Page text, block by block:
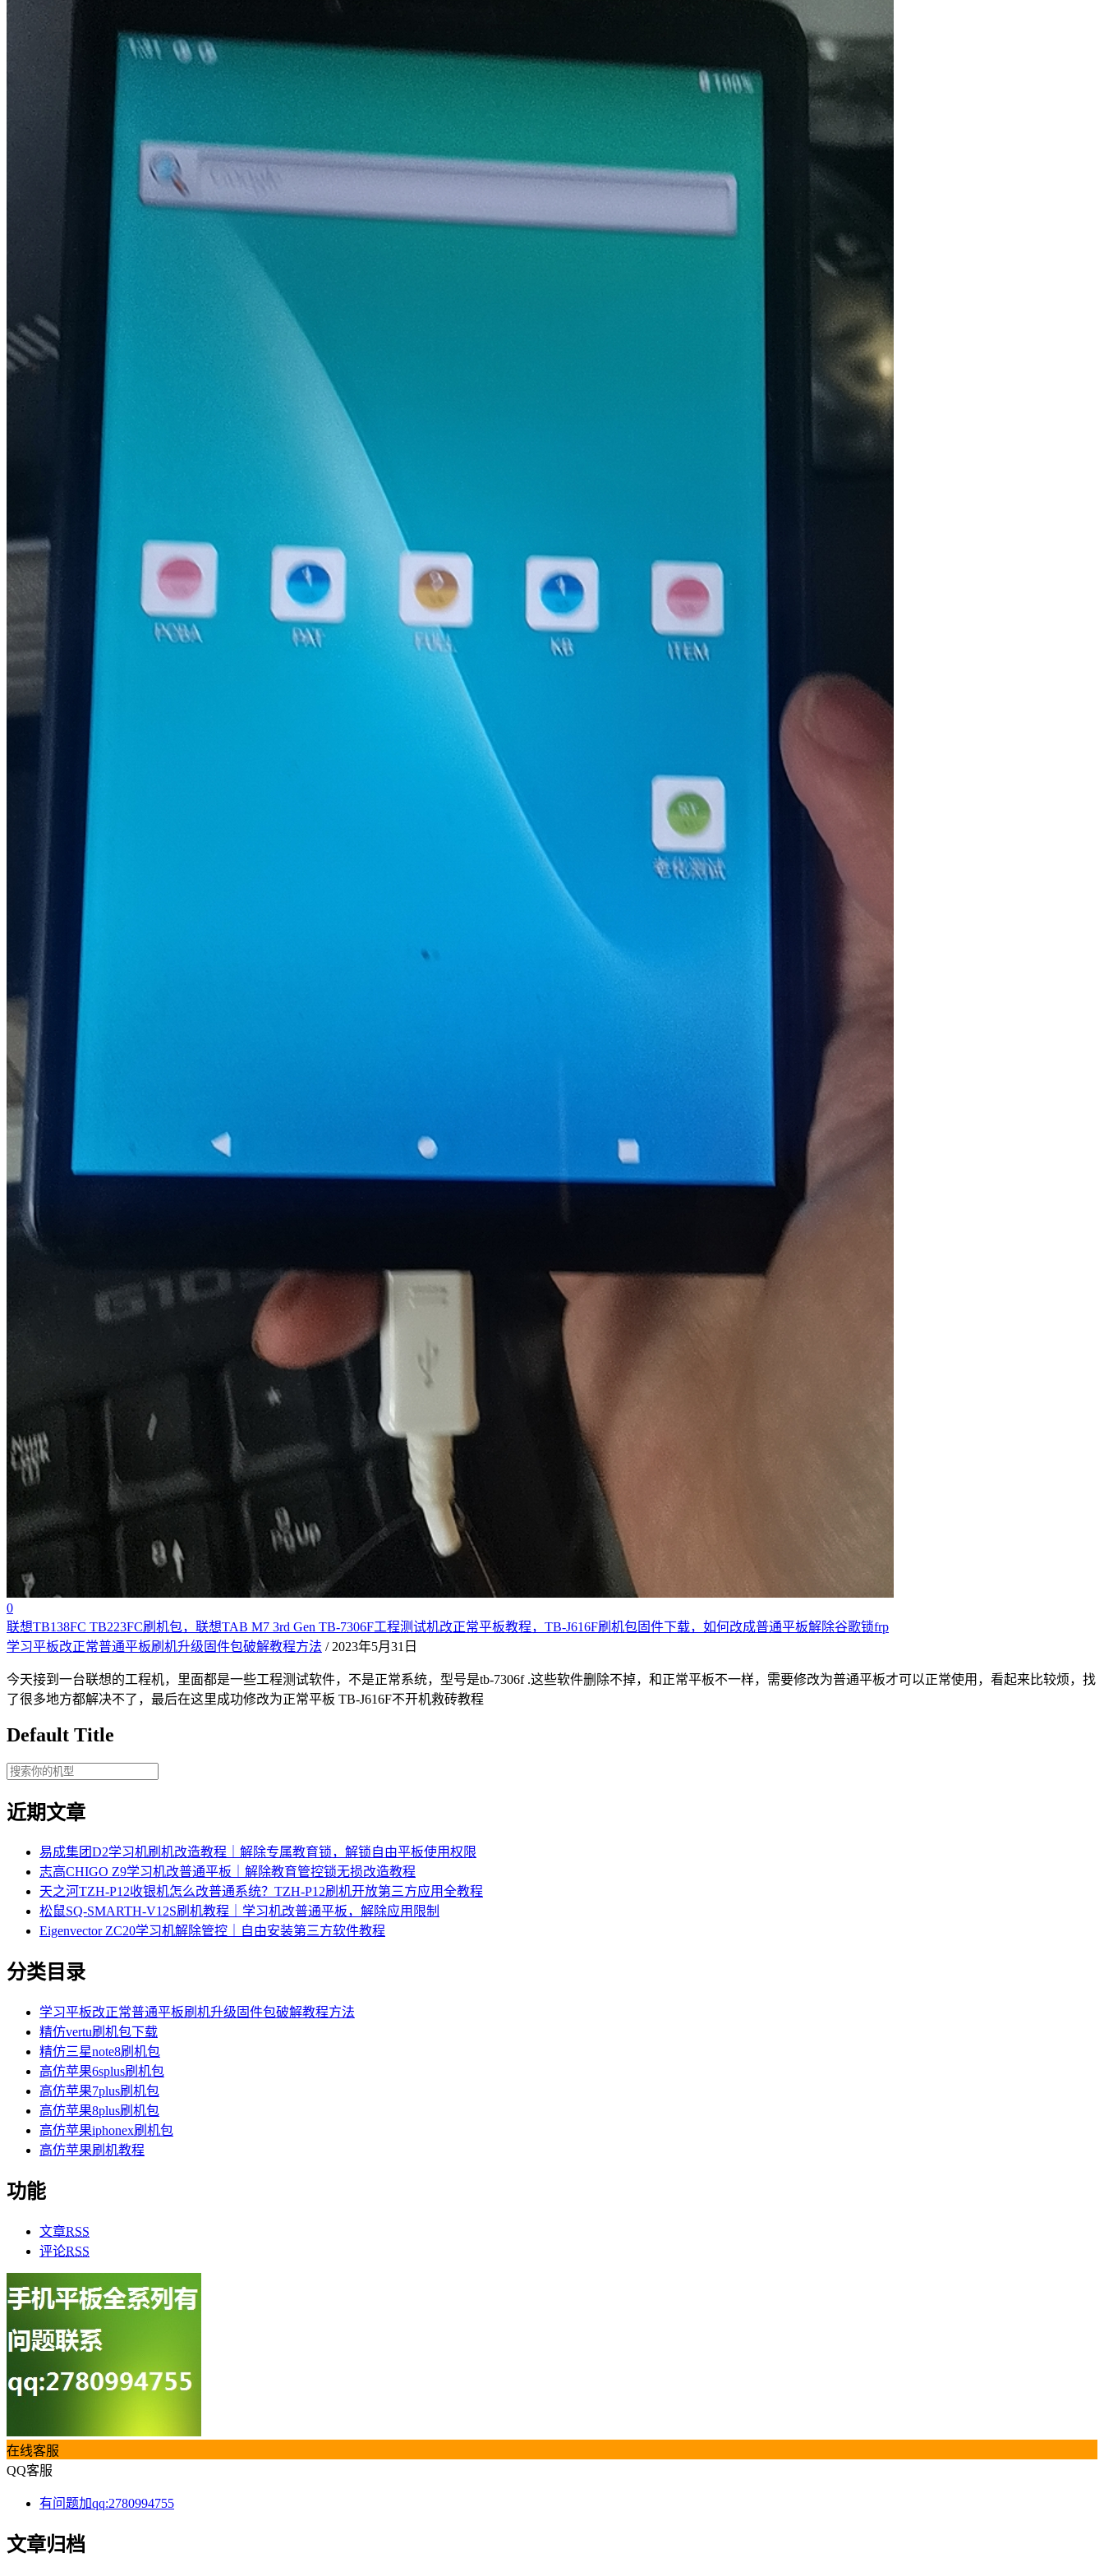
0
联想TB138FC TB223FC刷机包，联想TAB M7 3rd Gen TB-7306F工程测试机改正常平板教程，TB-J616F刷机包固件下载，如何改成普通平板解除谷歌锁frp
学习平板改正常普通平板刷机升级固件包破解教程方法 / 2023年5月31日
今天接到一台联想的工程机，里面都是一些工程测试软件，不是正常系统，型号是tb-7306f .这些软件删除不掉，和正常平板不一样，需要修改为普通平板才可以正常使用，看起来比较烦，找
了很多地方都解决不了，最后在这里成功修改为正常平板 TB-J616F不开机救砖教程
Default Title
近期文章
易成集团D2学习机刷机改造教程｜解除专属教育锁，解锁自由平板使用权限
志高CHIGO Z9学习机改普通平板｜解除教育管控锁无损改造教程
天之河TZH-P12收银机怎么改普通系统？TZH-P12刷机开放第三方应用全教程
松鼠SQ-SMARTH-V12S刷机教程｜学习机改普通平板，解除应用限制
Eigenvector ZC20学习机解除管控｜自由安装第三方软件教程
分类目录
学习平板改正常普通平板刷机升级固件包破解教程方法
精仿vertu刷机包下载
精仿三星note8刷机包
高仿苹果6splus刷机包
高仿苹果7plus刷机包
高仿苹果8plus刷机包
高仿苹果iphonex刷机包
高仿苹果刷机教程
功能
文章RSS
评论RSS
在线客服
QQ客服
有问题加qq:2780994755
文章归档